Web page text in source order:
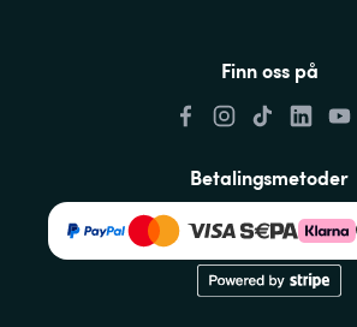
Finn oss på
Betalingsmetoder